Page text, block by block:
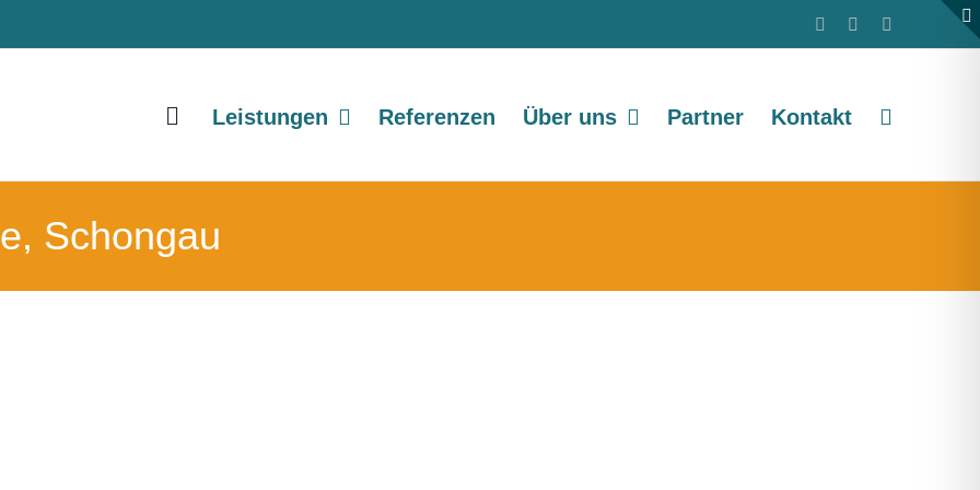
Barrierefreiheit
Facebook
Leistungen Referenzen Über uns Partner Kontakt
Schongau